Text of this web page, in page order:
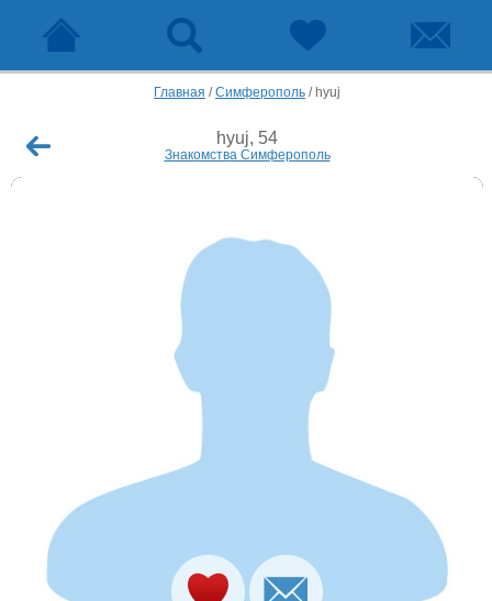
Главная /Симферополь / hyuj
hyuj, 54
Знакомства Симферополь